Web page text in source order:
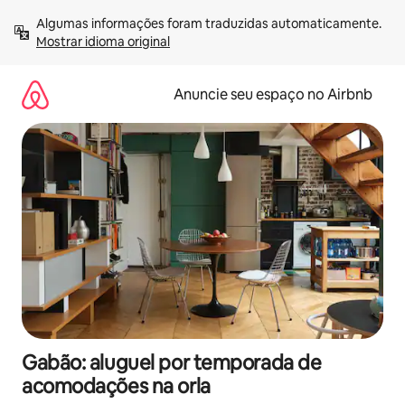
para
Mostrar idioma original
Anuncie seu espaço no Airbnb
Gabão: aluguel por temporada de
acomodações na orla